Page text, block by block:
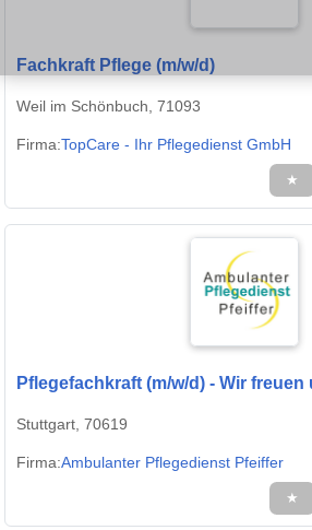
Fachkraft Pflege (m/w/d)
Weil im Schönbuch, 71093
Firma:TopCare - Ihr Pflegedienst GmbH
★
Pflegefachkraft (m/w/d) - Wir
Stuttgart, 70619
Firma:Ambulanter Pflegedienst Pfeiffer
★